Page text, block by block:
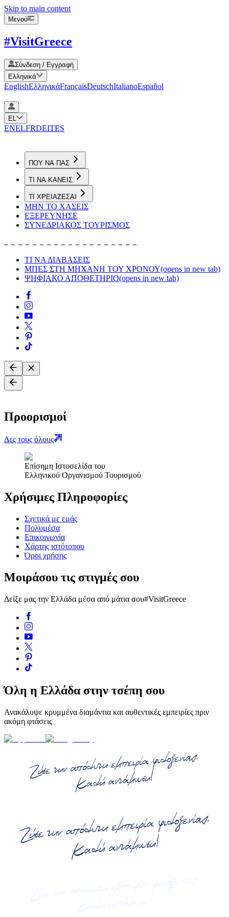
Skip to main content
Μενού
#VisitGreece
Σύνδεση / Εγγραφή
Ελληνικά
EnglishΕλληνικάFrançaisDeutschItalianoEspañol
EL
ENELFRDEITES
ΠΟΥ ΝΑ ΠΑΣ
ΤΙ ΝΑ ΚΑΝΕΙΣ
ΤΙ ΧΡΕΙΑΖΕΣΑΙ
ΜΗΝ ΤΟ ΧΑΣΕΙΣ
ΕΞΕΡΕΥΝΗΣΕ
ΣΥΝΕΔΡΙΑΚΟΣ ΤΟΥΡΙΣΜΟΣ
ΤΙ ΝΑ ΔΙΑΒΑΣΕΙΣ
ΜΠΕΣ ΣΤΗ ΜΗΧΑΝΗ ΤΟΥ ΧΡΟΝΟΥ(opens in new tab)
ΨΗΦΙΑΚΟ ΑΠΟΘΕΤΗΡΙΟ(opens in new tab)
Προορισμοί
Δες τους όλους
Επίσημη Ιστοσελίδα του
Ελληνικού Οργανισμού Τουρισμού
Χρήσιμες Πληροφορίες
Σχετικά με εμάς
Πολυμέσα
Επικοινωνία
Χάρτης ιστότοπου
Όροι χρήσης
Μοιράσου τις στιγμές σου
Δείξε μας την Ελλάδα μέσα από μάτια σου#VisitGreece
Όλη η Ελλάδα στην τσέπη σου
Ανακάλυψε κρυμμένα διαμάντια και αυθεντικές εμπειρίες πριν
ακόμη φτάσεις